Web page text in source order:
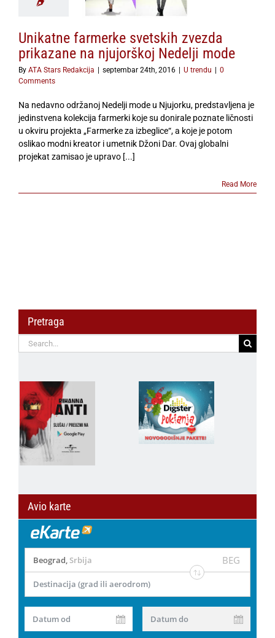
mode
Unikatne farmerke svetskih zvezda
prikazane na njujorškoj Nedelji mode
By ATA Stars Redakcija septembar 24th, 2016 U trendu
0
Comments
Na nedavno održanoj Nedelji mode u Njujorku, predstavljena je
jedinstvena kolekcija farmerki koje su donirale poznate ličnosti
u okviru projekta „Farmerke za izbeglice“, a koje je potom
oslikao modni kreator i umetnik Džoni Dar. Ovaj globalni
projekat zamisao je upravo [...]
Read More
Pretraga
Search
for:
Avio karte
Beograd, Srbija BEG
Destinacija (grad ili aerodrom)
Datum od Datum do